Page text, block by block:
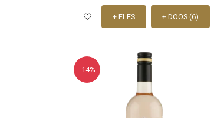
+ FLES + DOOS (6)
-14%